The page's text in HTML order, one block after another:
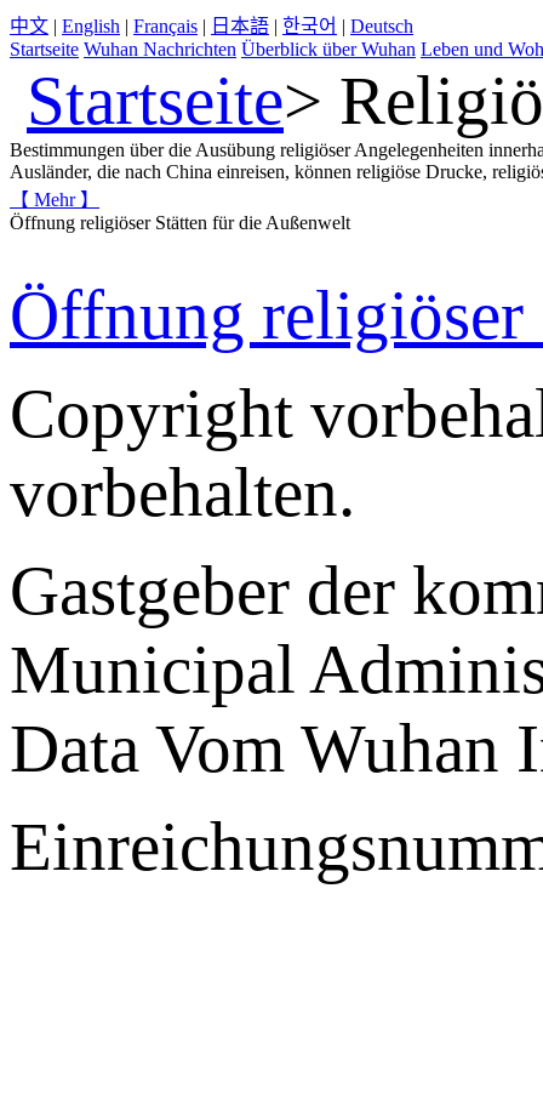
中文 | English | Français | 日本語 | 한국어 | Deutsch
Startseite Wuhan Nachrichten Überblick über Wuhan Leben und
Startseite>
Bestimmungen über die Ausübung religiöser Angelegenheiten
Ausländer, die nach China einreisen, können religiöse Drucke,
【 Mehr 】
Öffnung religiöser Stätten für die Außenwelt
Öffnung
Copyright
vorbehalten.
Gastgeber der
Municipal
Data Vom Wuhan